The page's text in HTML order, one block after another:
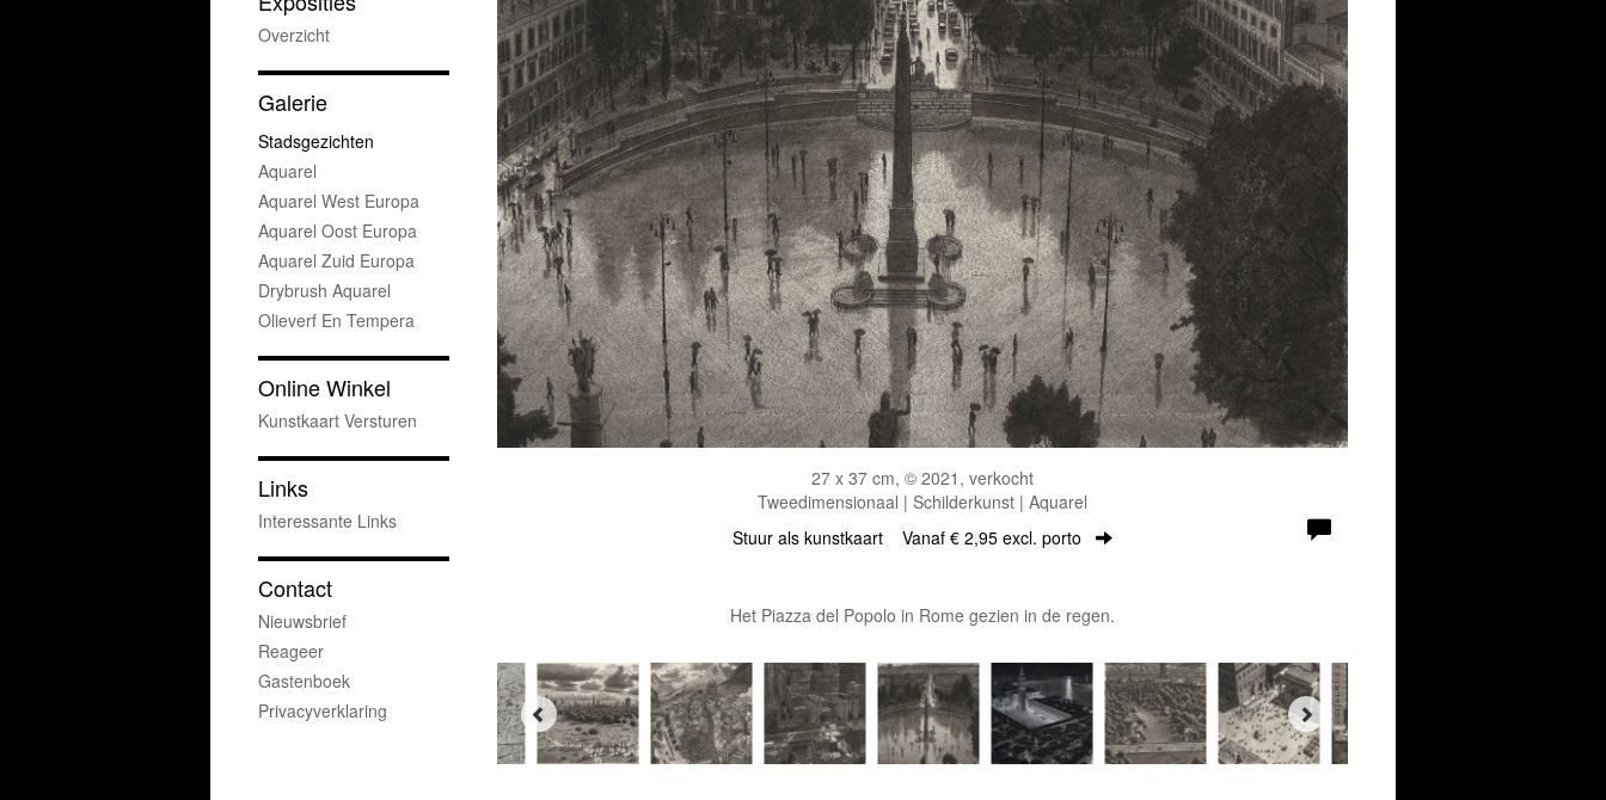
27 x 37 cm, © 2021, verkocht
Tweedimensionaal | Schilderkunst | Aquarel
Stuur als kunstkaart Vanaf € 2,95 excl. porto
Het Piazza del Popolo in Rome gezien in de regen.
Overzicht
Galerie
Stadsgezichten
Aquarel
Aquarel West Europa
Aquarel Oost Europa
Aquarel Zuid Europa
Drybrush Aquarel
Olieverf En Tempera
Online Winkel
Kunstkaart Versturen
Links
Interessante Links
Contact
Nieuwsbrief
Reageer
Gastenboek
Privacyverklaring